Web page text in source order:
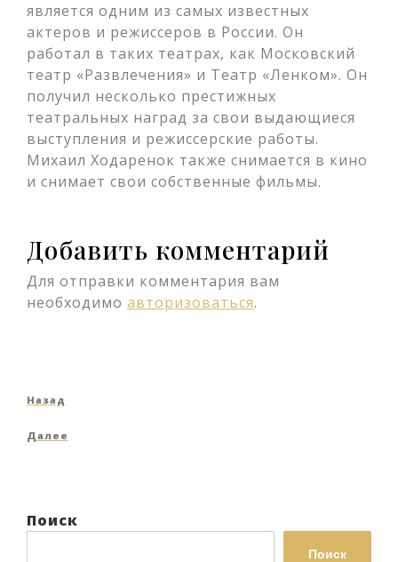
является одним из самых известных
актеров и режиссеров в России. Он
работал в таких театрах, как Московский
театр «Развлечения» и Театр «Ленком». Он
получил несколько престижных
театральных наград за свои выдающиеся
выступления и режиссерские работы.
Михаил Ходаренок также снимается в кино
и снимает свои собственные фильмы.
Добавить комментарий
Для отправки комментария вам
необходимо авторизоваться.
Навигация
по
Предыдущая
Назад
Следующая
Далее
Поиск
Поиск